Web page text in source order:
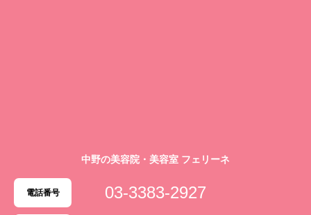
中野の美容院・美容室 フェリーネ
電話番号 03-3383-2927